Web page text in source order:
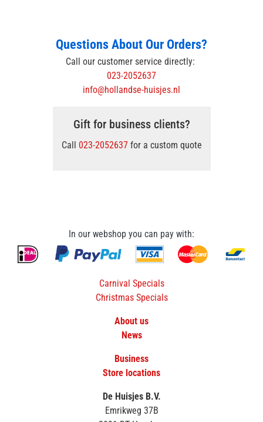
Questions About Our Orders?
Call our customer service directly:
023-2052637
info@hollandse-huisjes.nl
Gift for business clients?
Call 023-2052637for a custom quote
In our webshop you can pay with:
Carnival Specials
Christmas Specials
About us
News
Business
Store locations
De Huisjes B.V.
Emrikweg 37B